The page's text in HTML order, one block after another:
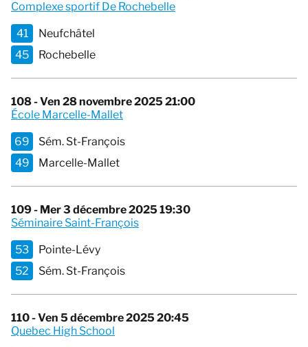
Complexe sportif De Rochebelle
41
Neufchâtel
45
Rochebelle
108 - Ven 28 novembre 2025 21:00
École Marcelle-Mallet
69
Sém. St-François
49
Marcelle-Mallet
109 - Mer 3 décembre 2025 19:30
Séminaire Saint-François
53
Pointe-Lévy
52
Sém. St-François
110 - Ven 5 décembre 2025 20:45
Quebec High School